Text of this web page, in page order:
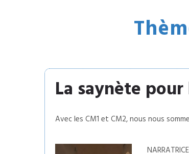
La saynète pour
Avec les CM1 et CM2, nous nous